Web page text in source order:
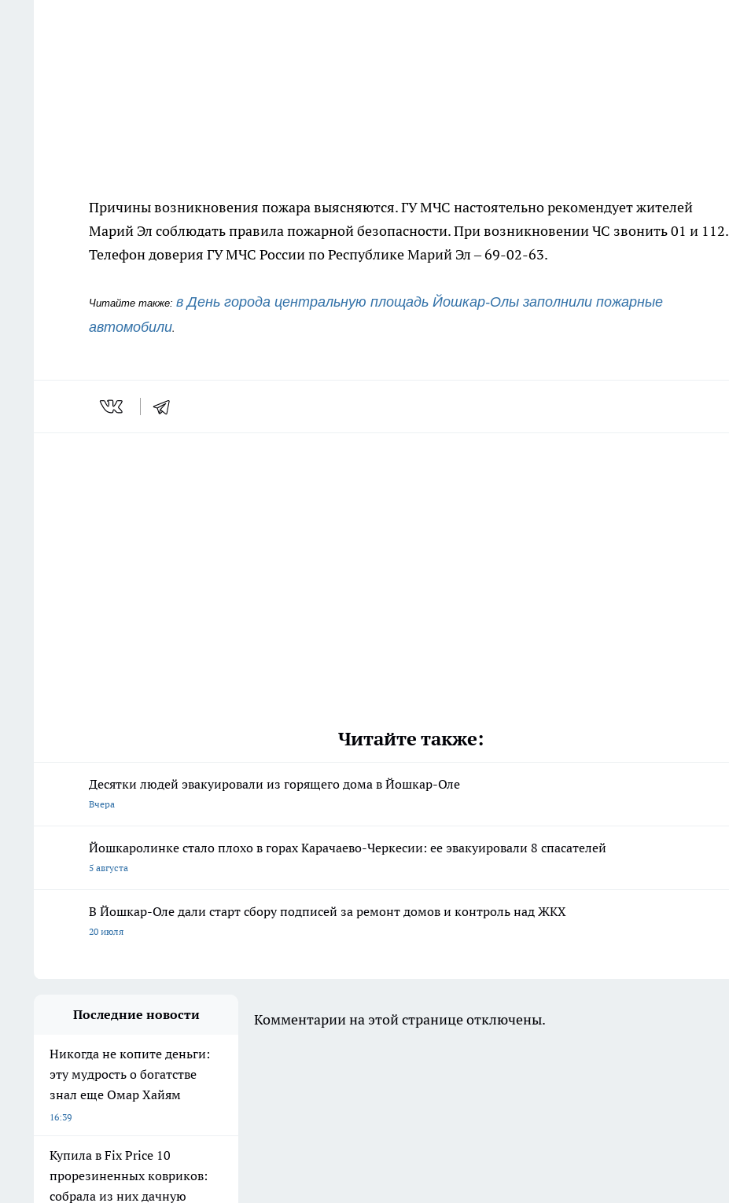
Причины возникновения пожара выясняются. ГУ МЧС настоятельно рекомендует жителей
Марий Эл соблюдать правила пожарной безопасности. При возникновении ЧС звонить 01 и 112.
Телефон доверия ГУ МЧС России по Республике Марий Эл – 69-02-63.
Читайте также: в День города центральную площадь Йошкар-Олы заполнили пожарные
автомобили.
Читайте также:
Десятки людей эвакуировали из горящего дома в Йошкар-Оле
Вчера
Йошкаролинке стало плохо в горах Карачаево-Черкесии: ее эвакуировали 8 спасателей
5 августа
В Йошкар-Оле дали старт сбору подписей за ремонт домов и контроль над ЖКХ
20 июля
Последние новости
Никогда не копите деньги:
эту мудрость о богатстве
знал еще Омар Хайям
16:39
Купила в Fix Price 10
прорезиненных ковриков:
собрала из них дачную
Комментарии на этой странице отключены.